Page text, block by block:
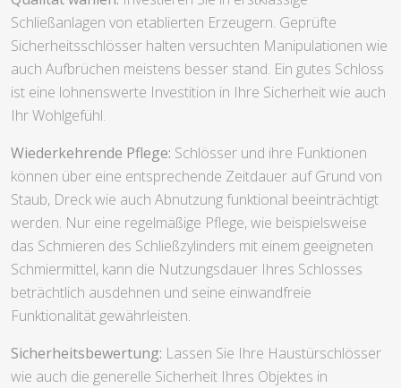
Schließanlagen von etablierten Erzeugern. Geprüfte
Sicherheitsschlösser halten versuchten Manipulationen wie
auch Aufbrüchen meistens besser stand. Ein gutes Schloss
ist eine lohnenswerte Investition in Ihre Sicherheit wie auch
Ihr Wohlgefühl.
Wiederkehrende Pflege: Schlösser und ihre Funktionen
können über eine entsprechende Zeitdauer auf Grund von
Staub, Dreck wie auch Abnutzung funktional beeinträchtigt
werden. Nur eine regelmäßige Pflege, wie beispielsweise
das Schmieren des Schließzylinders mit einem geeigneten
Schmiermittel, kann die Nutzungsdauer Ihres Schlosses
beträchtlich ausdehnen und seine einwandfreie
Funktionalität gewährleisten.
Sicherheitsbewertung: Lassen Sie Ihre Haustürschlösser
wie auch die generelle Sicherheit Ihres Objektes in